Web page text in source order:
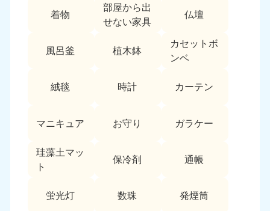
着物
部屋から出
せない家具
仏壇
風呂釜 植木鉢
カセットボ
ンベ
絨毯 時計 カーテン
マニキュア お守り ガラケー
珪藻土マッ
ト
保冷剤 通帳
蛍光灯 数珠 発煙筒
愛媛県
050-1880-9896
高知県
050-1880-9897
九州・沖縄
福岡県
050-1880-9895
佐賀県
050-1880-9894
050-1880-9891
9:00〜19:00 年中無休 9:00〜19:00 年中無休
大分県
050-1880-9893
宮崎県
050-1880-9890